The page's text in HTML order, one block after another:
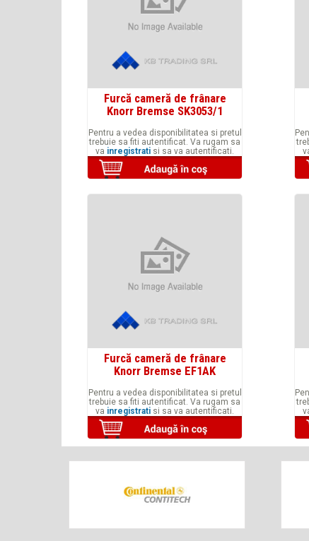
Furcă cameră de frânare
Knorr Bremse SK3053/1
Pentru a vedea disponibilitatea si pretul
trebuie sa fiti autentificat. Va rugam sa
va inregistrati si sa va autentificati.
Furcă cameră de frânare
Knorr Bremse EF1AK
Pentru a vedea disponibilitatea si pretul
trebuie sa fiti autentificat. Va rugam sa
va inregistrati si sa va autentificati.